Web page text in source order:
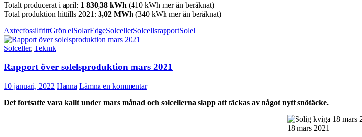
Totalt producerat i april: 1 830,38 kWh (410 kWh mer än beräknat)
Total produktion hittills 2021: 3,02 MWh (340 kWh mer än beräknat)
AxtecfossilfrittGrön elSolarEdgeSolcellerSolcellsrapportSolel
Solceller, Teknik
Rapport över solelsproduktion mars 2021
10 januari, 2022 Hanna Lämna en kommentar
Det fortsatte vara kallt under mars månad och solcellerna slapp att täckas av något nytt snötäcke.
18 mars 2021